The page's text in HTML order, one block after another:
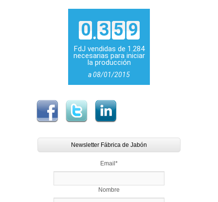
0 3 5 9
FdJ vendidas de 1.284
necesarias para iniciar
la producción
a 08/01/2015
Newsletter Fábrica de Jabón
Email *
Nombre